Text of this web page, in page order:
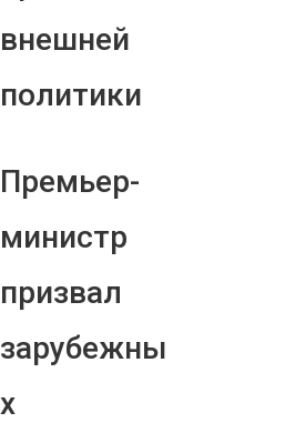
внешней
политики
Премьер-
министр
призвал
зарубежны
х